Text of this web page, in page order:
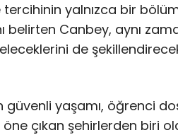
tercihinin yalnızca bir
belirten Canbey, aynı
de
güvenli yaşamı, öğrenci
çıkan şehirlerden biri